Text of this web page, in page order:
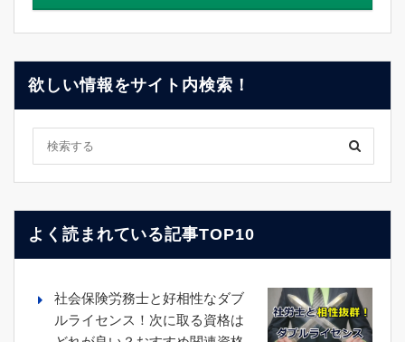
欲しい情報をサイト内検索！
よく読まれている記事TOP10
社会保険労務士と好相性なダブ
ルライセンス！次に取る資格は